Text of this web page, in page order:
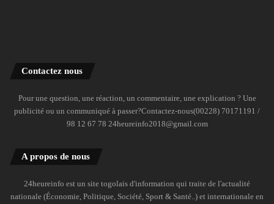
Contactez nous
Pour une question, une réaction, un commentaire, une explication ? Une
publicité ou un communiqué à passer?Contactez-nous(00228) 70171191 /
98 12 67 78 24heureinfo2018@gmail.com
A propos de nous
24heureinfo est un site togolais d'information qui traite de l'actualité
nationale (Économie, Politique, Société, Sport & Santé..) et internationale en